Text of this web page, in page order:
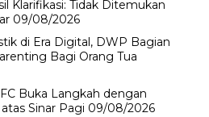
Klarifikasi: Tidak Ditemukan
09/08/2026
di Era Digital, DWP Bagian
Bagi Orang Tua
Buka Langkah dengan
Sinar Pagi 09/08/2026